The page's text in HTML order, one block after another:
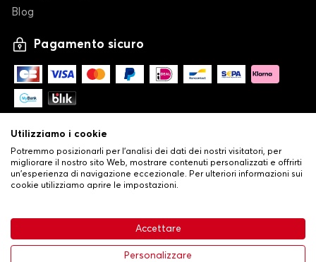
63,99 € Aggiungi al carrello
Blog
Pagamento sicuro
Condizioni generali di vendita•
Politica sulla privacy e sui cookie•Livraison
Utilizziamo i cookie
Potremmo posizionarli per l'analisi dei dati dei nostri visitatori, per
migliorare il nostro sito Web, mostrare contenuti personalizzati e offrirti
un'esperienza di navigazione eccezionale. Per ulteriori informazioni sui
cookie utilizziamo aprire le impostazioni.
Accettare
Personalizzare